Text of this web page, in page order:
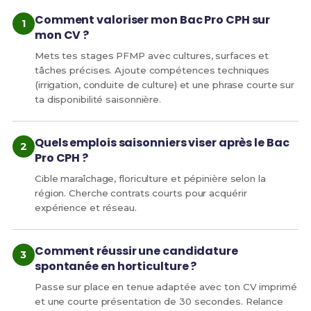
Comment valoriser mon Bac Pro CPH sur
mon CV ?
Mets tes stages PFMP avec cultures, surfaces et
tâches précises. Ajoute compétences techniques
(irrigation, conduite de culture) et une phrase courte sur
ta disponibilité saisonnière.
Quels emplois saisonniers viser après le Bac
Pro CPH ?
Cible maraîchage, floriculture et pépinière selon la
région. Cherche contrats courts pour acquérir
expérience et réseau.
Comment réussir une candidature
spontanée en horticulture ?
Passe sur place en tenue adaptée avec ton CV imprimé
et une courte présentation de 30 secondes. Relance